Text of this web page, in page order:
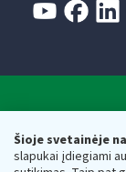
Šioje svetainėje
slapukai įdiegiami
Valstybinė
Respublikos